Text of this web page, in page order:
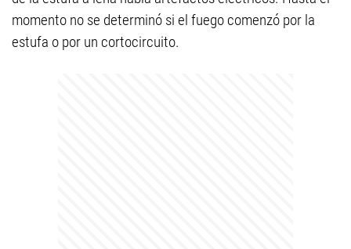
momento no se determinó si el fuego comenzó por la
estufa o por un cortocircuito.